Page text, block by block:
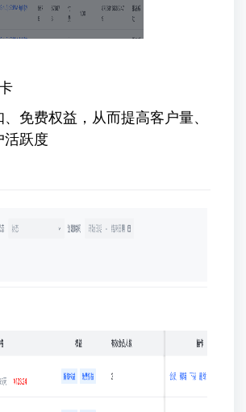
免费权益，从而提高客户量、
活跃度